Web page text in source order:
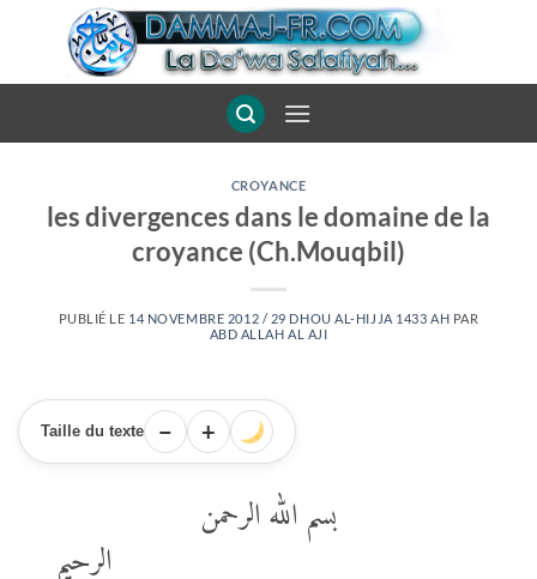
CROYANCE
les divergences dans le domaine de la
croyance (Ch.Mouqbil)
PUBLIÉ LE 14 NOVEMBRE 2012 / 29 DHOU AL-HIJJA 1433 AH PAR
ABD ALLAH AL AJI
Taille du texte − +
بسم الله الرحمن